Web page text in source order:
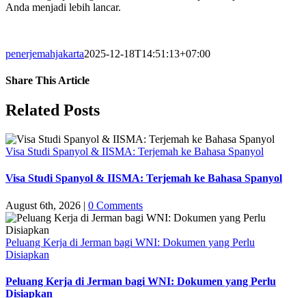
Anda menjadi lebih lancar.
penerjemahjakarta2025-12-18T14:51:13+07:00
Share This Article
Facebook
X
LinkedIn
WhatsApp
Tumblr
Pinterest
Vk
Email
Related Posts
Visa Studi Spanyol & IISMA: Terjemah ke Bahasa Spanyol
Visa Studi Spanyol & IISMA: Terjemah ke Bahasa Spanyol
August 6th, 2026 | 0 Comments
Peluang Kerja di Jerman bagi WNI: Dokumen yang Perlu
Disiapkan
Peluang Kerja di Jerman bagi WNI: Dokumen yang Perlu
Disiapkan